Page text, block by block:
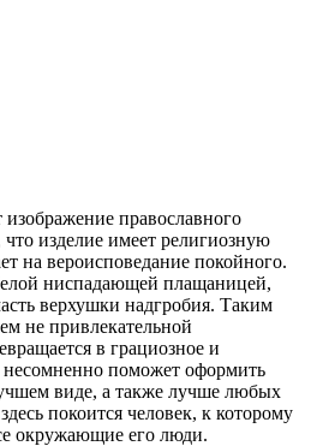
православного
изделие имеет религиозную
на вероисповедание покойного.
ниспадающей плащаницей,
верхушки надгробия. Таким
не привлекательной
в грациозное и
поможет оформить
виде, а также лучше любых
покоится человек, к которому
окружающие его люди.